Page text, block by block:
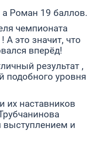
Роман 19 баллов.
чемпионата
А это значит, что
вперёд!
результат ,
подобного уровня
их наставников
и